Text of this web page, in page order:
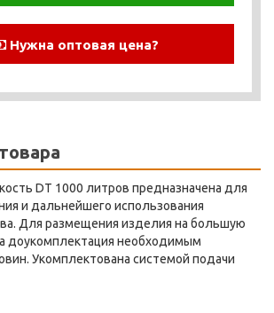
Нужна оптовая цена?
DТ 1000 литров предназначена для
и дальнейшего использования
Для размещения изделия на большую
доукомплектация необходимым
Укомплектована системой подачи